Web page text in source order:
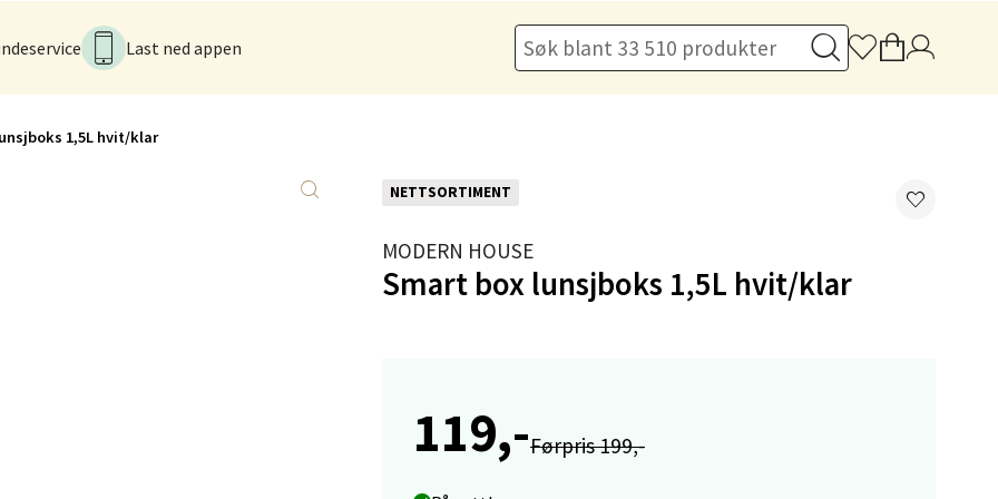
Last ned appen
1,5L hvit/klar
NETTSORTIMENT
MODERN HOUSE
Smart box lunsjboks 1,5L hvit/klar
119,-Førpris 199,-
Velg
Velg